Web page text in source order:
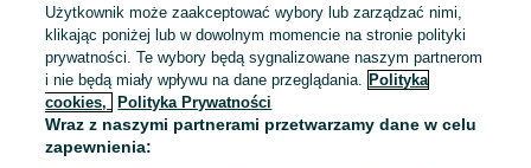
Kontynuuj przez konto Google
LUB
Użytkownik może zaakceptować wybory lub zarządzać nimi,
klikając poniżej lub w dowolnym momencie na stronie polityki
prywatności. Te wybory będą sygnalizowane naszym partnerom
i nie będą miały wpływu na dane przeglądania.
Polityka
cookies,
Polityka Prywatności
Wraz z naszymi partnerami przetwarzamy dane w celu
zapewnienia: